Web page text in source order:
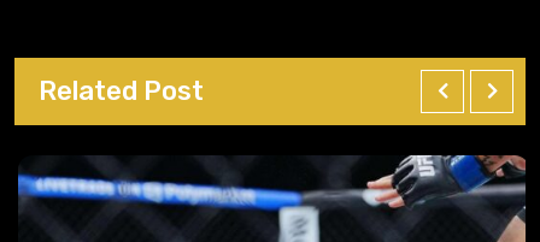
Related Post